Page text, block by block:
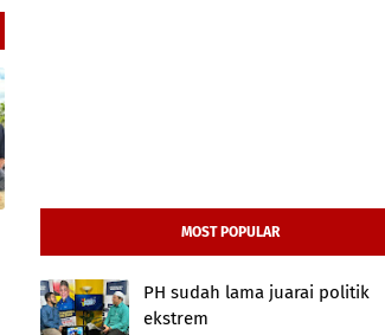
MOST POPULAR
PH sudah lama juarai politik
ekstrem